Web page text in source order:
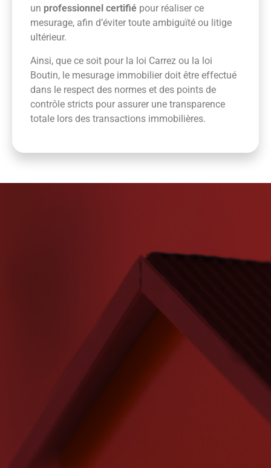
un professionnel certifié pour réaliser ce
mesurage, afin d’éviter toute ambiguïté ou litige
ultérieur.
Ainsi, que ce soit pour la loi Carrez ou la loi
Boutin, le mesurage immobilier doit être effectué
dans le respect des normes et des points de
contrôle stricts pour assurer une transparence
totale lors des transactions immobilières.